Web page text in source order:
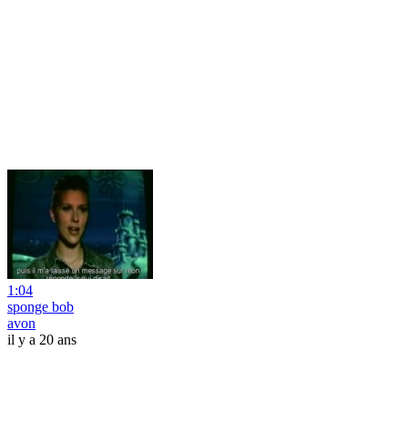
1:04
sponge bob
avon
il y a 20 ans